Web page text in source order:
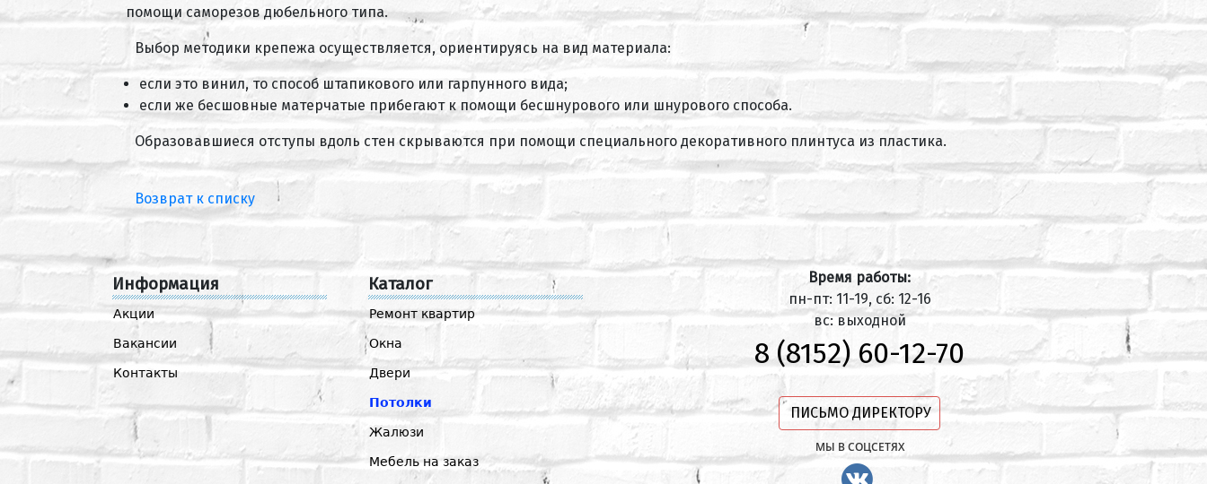
помощи саморезов дюбельного типа.
Выбор методики крепежа осуществляется, ориентируясь на вид материала:
если это винил, то способ штапикового или гарпунного вида;
если же бесшовные матерчатые прибегают к помощи бесшнурового или шнурового способа.
Образовавшиеся отступы вдоль стен скрываются при помощи специального декоративного плинтуса из пластика.
Возврат к списку
Информация
Акции
Вакансии
Контакты
Каталог
Ремонт квартир
Окна
Двери
Потолки
Жалюзи
Мебель на заказ
Время работы:
пн-пт: 11-19, сб: 12-16
вс: выходной
8 (8152) 60-12-70
ПИСЬМО ДИРЕКТОРУ
МЫ В СОЦСЕТЯХ